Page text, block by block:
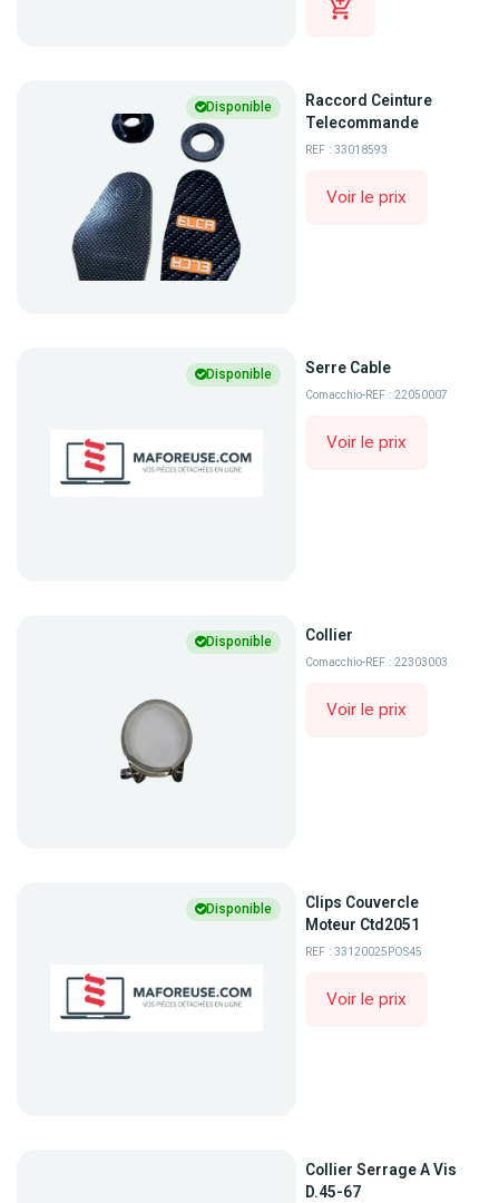
Disponible
Raccord Ceinture
Telecommande
REF : 33018593
Voir le prix
Disponible Serre Cable
Comacchio-REF : 22050007
Voir le prix
Disponible Collier
Comacchio-REF : 22303003
Voir le prix
Disponible
Clips Couvercle
Moteur Ctd2051
REF : 33120025POS45
Voir le prix
Collier Serrage A Vis
D.45-67